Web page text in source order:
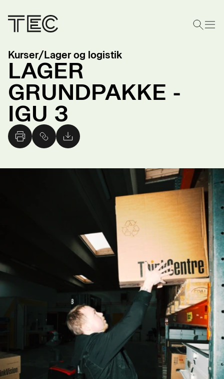
Kurser/Lager og logistik
LAGER
GRUNDPAKKE -
IGU 3